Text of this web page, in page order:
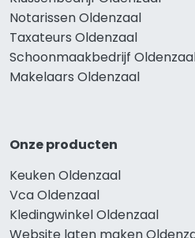
Notarissen Oldenzaal
Taxateurs Oldenzaal
Schoonmaakbedrijf
Makelaars Oldenzaal
Onze producten
Keuken Oldenzaal
Vca Oldenzaal
Kledingwinkel Oldenzaal